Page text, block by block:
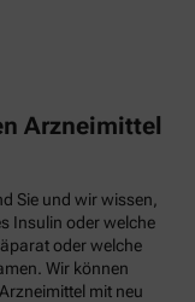
Arzneimittel
Sie und wir wissen,
Insulin oder welche
oder welche
Wir können
mit neu